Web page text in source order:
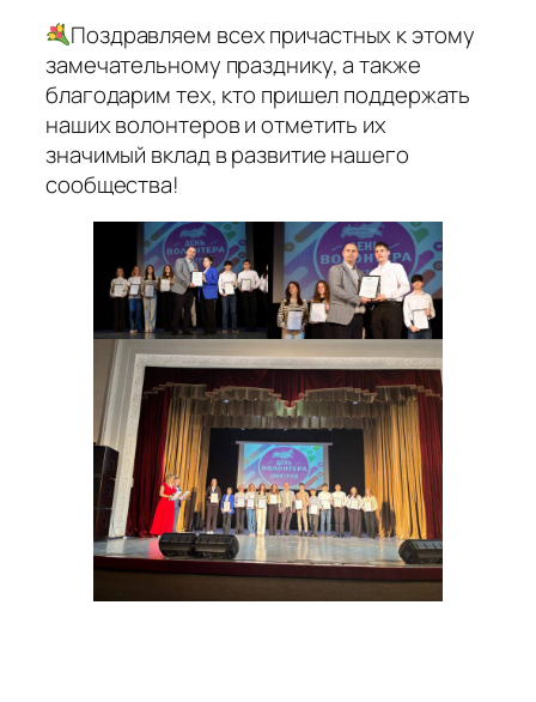
Поздравляем всех причастных к этому
замечательному празднику, а также
благодарим тех, кто пришел поддержать
наших волонтеров и отметить их
значимый вклад в развитие нашего
сообщества!